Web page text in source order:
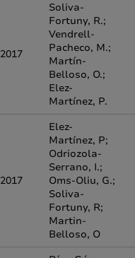
2017
Soliva-
Fortuny, R.;
Vendrell-
Pacheco, M.;
Martín-
Belloso, O.;
Elez-
Martínez, P.
2017
Elez-
Martínez, P;
Odriozola-
Serrano, I.;
Oms-Oliu, G.;
Soliva-
Fortuny, R;
Martin-
Belloso, O